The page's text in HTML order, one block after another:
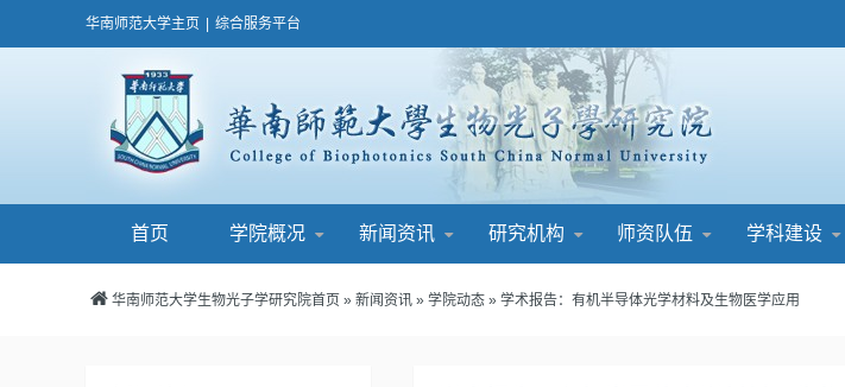
华南师范大学主页 综合服务平台
首页 学院概况 新闻资讯 研究机构 师资队伍 学科建设
华南师范大学生物光子学研究院首页 »新闻资讯 »学院动态 » 学术报告：有机半导体光学材料及生物医学应用